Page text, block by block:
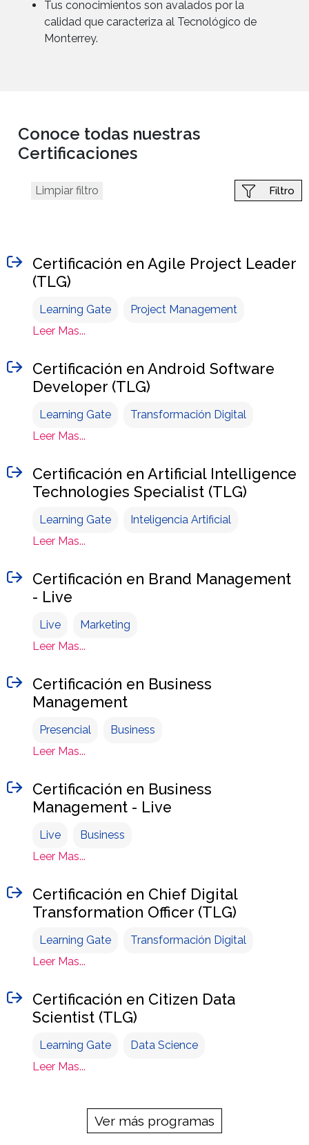
Tus conocimientos son avalados por la
calidad que caracteriza al Tecnológico de
Monterrey.
Conoce todas nuestras
Certificaciones
Limpiar filtro Filtro
Certificación en Agile Project Leader
(TLG)
Learning Gate
Project Management
Leer Mas...
Certificación en Android Software
Developer (TLG)
Learning Gate
Transformación Digital
Leer Mas...
Certificación en Artificial Intelligence
Technologies Specialist (TLG)
Learning Gate
Inteligencia Artificial
Leer Mas...
Certificación en Brand Management
- Live
Live
Marketing
Leer Mas...
Certificación en Business
Management
Presencial
Business
Leer Mas...
Certificación en Business
Management - Live
Live
Business
Leer Mas...
Certificación en Chief Digital
Transformation Officer (TLG)
Learning Gate
Transformación Digital
Leer Mas...
Certificación en Citizen Data
Scientist (TLG)
Learning Gate
Data Science
Leer Mas...
Ver más programas